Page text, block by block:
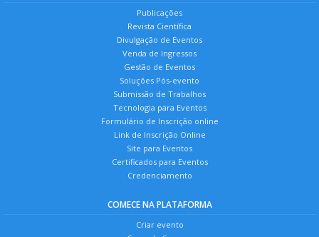
Publicações
Revista Científica
Divulgação de Eventos
Venda de Ingressos
Gestão de Eventos
Soluções Pós-evento
Submissão de Trabalhos
Tecnologia para Eventos
Formulário de Inscrição online
Link de Inscrição Online
Site para Eventos
Certificados para Eventos
Credenciamento
COMECE NA PLATAFORMA
Criar evento